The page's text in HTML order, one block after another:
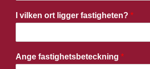
I vilken ort ligger fastigheten? *
Ange fastighetsbeteckning *